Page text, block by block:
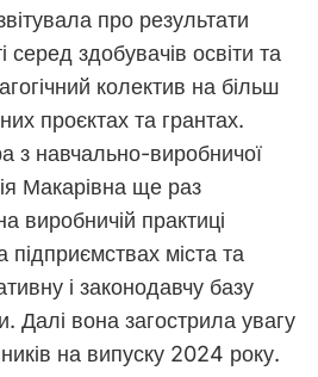
про результати
серед здобувачів освіти та
колектив на більш
проєктах та грантах.
з навчально-виробничої
Макарівна ще раз
виробничій практиці
підприємствах міста та
і законодавчу базу
Далі вона загострила увагу
на випуску 2024 року.